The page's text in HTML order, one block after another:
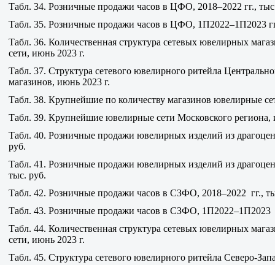
Табл. 34. Розничные продажи часов в ЦФО, 2018–2022 гг.,
Табл. 35. Розничные продажи часов в ЦФО, 1П2022–1П2023
Табл. 36. Количественная структура сетевых ювелирных
сети, июнь 2023 г.
Табл. 37. Структура сетевого ювелирного ритейла
магазинов, июнь 2023 г.
Табл. 38. Крупнейшие по количеству магазинов ювелирные
Табл. 39. Крупнейшие ювелирные сети Московского региона,
Табл. 40. Розничные продажи ювелирных изделий из
руб.
Табл. 41. Розничные продажи ювелирных изделий из
тыс. руб.
Табл. 42. Розничные продажи часов в СЗФО, 2018–2022 гг.,
Табл. 43. Розничные продажи часов в СЗФО, 1П2022–1П2023
Табл. 44. Количественная структура сетевых ювелирных
сети, июнь 2023 г.
Табл. 45. Структура сетевого ювелирного ритейла Северо-